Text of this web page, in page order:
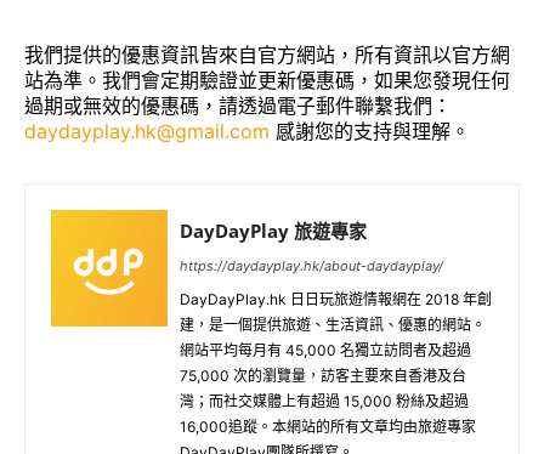
我們提供的優惠資訊皆來自官方網站，所有資訊以官方網
站為準。我們會定期驗證並更新優惠碼，如果您發現任何
過期或無效的優惠碼，請透過電子郵件聯繫我們：
daydayplay.hk@gmail.com 感謝您的支持與理解。
DayDayPlay 旅遊專家
https://daydayplay.hk/about-daydayplay/
DayDayPlay.hk 日日玩旅遊情報網在 2018 年創
建，是一個提供旅遊、生活資訊、優惠的網站。
網站平均每月有 45,000 名獨立訪問者及超過
75,000 次的瀏覽量，訪客主要來自香港及台
灣；而社交媒體上有超過 15,000 粉絲及超過
16,000追蹤。本網站的所有文章均由旅遊專家